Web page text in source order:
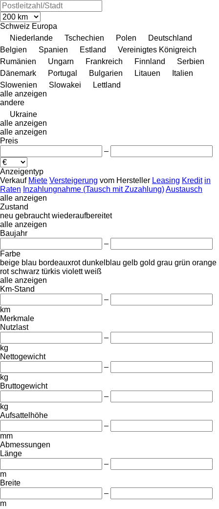
Schweiz Europa
Niederlande
Tschechien Polen
Deutschland
Belgien
Spanien Estland
Vereinigtes Königreich
Rumänien
Ungarn Frankreich Finnland
Serbien
Dänemark
Portugal Bulgarien Litauen
Italien
Slowenien
Slowakei
Lettland
alle anzeigen
andere
Ukraine
alle anzeigen
alle anzeigen
Preis
–
Anzeigentyp
Verkauf Miete Versteigerung vom Hersteller Leasing Kredit in
Raten Inzahlungnahme (Tausch mit Zuzahlung)Austausch
alle anzeigen
Zustand
neu gebraucht wiederaufbereitet
alle anzeigen
Baujahr
–
Farbe
beige blau bordeauxrot dunkelblau gelb gold grau grün orange
rot schwarz türkis violett weiß
alle anzeigen
Km-Stand
–
km
Merkmale
Nutzlast
–
kg
Nettogewicht
–
kg
Bruttogewicht
–
kg
Aufsattelhöhe
–
mm
Abmessungen
Länge
–
m
Breite
–
m